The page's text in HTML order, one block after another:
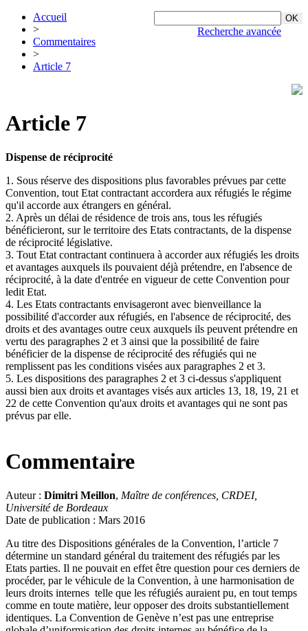
Recherche avancée
Accueil
>
Commentaires
>
Article 7
Article 7
Dispense de réciprocité
1. Sous réserve des dispositions plus favorables prévues par cette
Convention, tout Etat contractant accordera aux réfugiés le régime
qu'il accorde aux étrangers en général.
2. Après un délai de résidence de trois ans, tous les réfugiés
bénéficieront, sur le territoire des Etats contractants, de la dispense
de réciprocité législative.
3. Tout Etat contractant continuera à accorder aux réfugiés les droits
et avantages auxquels ils pouvaient déjà prétendre, en l'absence de
réciprocité, à la date d'entrée en vigueur de cette Convention pour
ledit Etat.
4. Les Etats contractants envisageront avec bienveillance la
possibilité d'accorder aux réfugiés, en l'absence de réciprocité, des
droits et des avantages outre ceux auxquels ils peuvent prétendre en
vertu des paragraphes 2 et 3 ainsi que la possibilité de faire
bénéficier de la dispense de réciprocité des réfugiés qui ne
remplissent pas les conditions visées aux paragraphes 2 et 3.
5. Les dispositions des paragraphes 2 et 3 ci-dessus s'appliquent
aussi bien aux droits et avantages visés aux articles 13, 18, 19, 21 et
22 de cette Convention qu'aux droits et avantages qui ne sont pas
prévus par elle.
Commentaire
Auteur : Dimitri Meillon, Maître de conférences, CRDEI,
Université de Bordeaux
Date de publication : Mars 2016
Au titre des Dispositions générales de la Convention, l’article 7
détermine un standard général du traitement des réfugiés par les
Etats parties. Il ne pouvait en effet être question pour ces derniers de
procéder, par le véhicule de la Convention, à une harmonisation de
leurs droits internes telle que les réfugiés auraient pu, en tout temps
comme en toute matière, leur opposer des droits substantiellement
identiques. La Convention de Genève n’est pas une entreprise